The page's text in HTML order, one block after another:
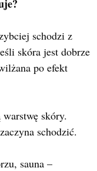
schodzi z
skóra jest dobrze
po efekt
skóry.
schodzić.
sauna –